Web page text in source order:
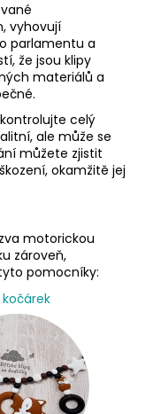
vyhovují
parlamentu a
že jsou klipy
materiálů a
celý
ale může se
můžete zjistit
okamžitě jej
motorickou
zároveň,
pomocníky: